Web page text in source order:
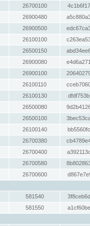
26700100
26900480
26900500
26100100
26500150
26900080
26900100
26100110
26100130
26500080
26500100
26100140
26700380
26700400
26700580
26700600
581540
581550